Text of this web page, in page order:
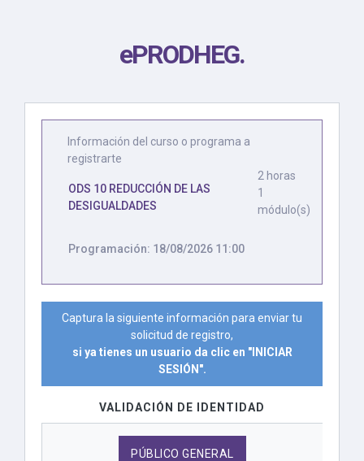
ePRODHEG.
Información del curso o programa a
registrarte
ODS 10 REDUCCIÓN DE LAS
DESIGUALDADES
2 horas
1
módulo(s)
Programación: 18/08/2026 11:00
Captura la siguiente información para enviar tu
solicitud de registro,
si ya tienes un usuario da clic en "INICIAR
SESIÓN".
VALIDACIÓN DE IDENTIDAD
PÚBLICO GENERAL